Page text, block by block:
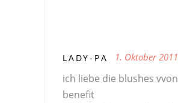
LADY-PA 1. Oktober 2011
ich liebe die blushes vvon
benefit